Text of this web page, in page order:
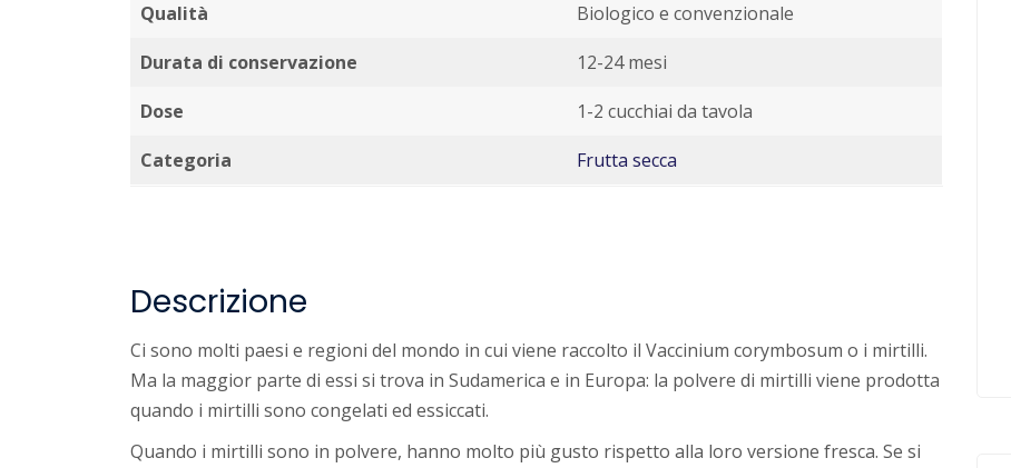
Qualità
Biologico e convenzionale
Durata di conservazione
12-24 mesi
Dose
1-2 cucchiai da tavola
Categoria
Frutta secca
Descrizione
Ci sono molti paesi e regioni del mondo in cui viene raccolto il Vaccinium corymbosum o i mirtilli.
Ma la maggior parte di essi si trova in Sudamerica e in Europa: la polvere di mirtilli viene prodotta
quando i mirtilli sono congelati ed essiccati.
Quando i mirtilli sono in polvere, hanno molto più gusto rispetto alla loro versione fresca. Se si